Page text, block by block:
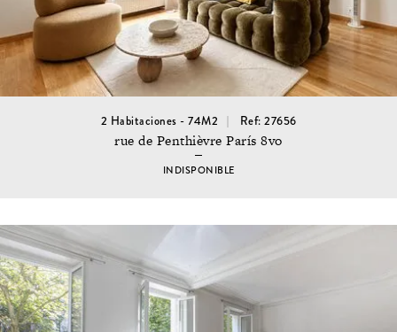
2 Habitaciones - 74M2 Ref: 27656
rue de Penthièvre París 8vo
INDISPONIBLE